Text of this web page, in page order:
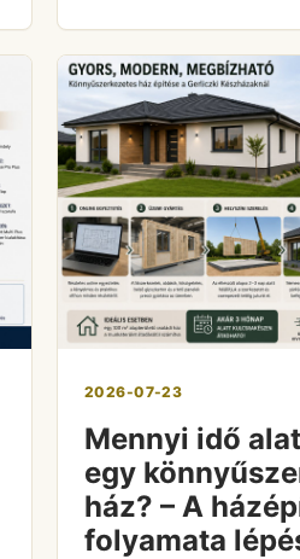
2026-07-23
Mennyi idő
egy
ház? – A
folyamata